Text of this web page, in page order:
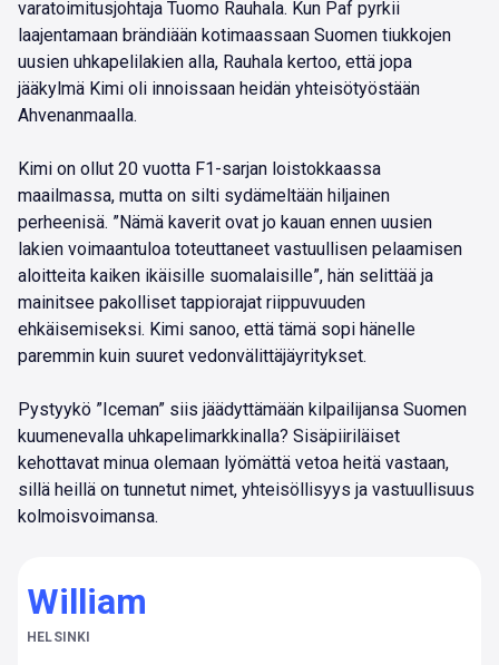
varatoimitusjohtaja Tuomo Rauhala. Kun Paf pyrkii
laajentamaan brändiään kotimaassaan Suomen tiukkojen
uusien uhkapelilakien alla, Rauhala kertoo, että jopa
jääkylmä Kimi oli innoissaan heidän yhteisötyöstään
Ahvenanmaalla.
Kimi on ollut 20 vuotta F1-sarjan loistokkaassa
maailmassa, mutta on silti sydämeltään hiljainen
perheenisä. ”Nämä kaverit ovat jo kauan ennen uusien
lakien voimaantuloa toteuttaneet vastuullisen pelaamisen
aloitteita kaiken ikäisille suomalaisille”, hän selittää ja
mainitsee pakolliset tappiorajat riippuvuuden
ehkäisemiseksi. Kimi sanoo, että tämä sopi hänelle
paremmin kuin suuret vedonvälittäjäyritykset.
Pystyykö ”Iceman” siis jäädyttämään kilpailijansa Suomen
kuumenevalla uhkapelimarkkinalla? Sisäpiiriläiset
kehottavat minua olemaan lyömättä vetoa heitä vastaan,
sillä heillä on tunnetut nimet, yhteisöllisyys ja vastuullisuus
kolmoisvoimansa.
William
HELSINKI